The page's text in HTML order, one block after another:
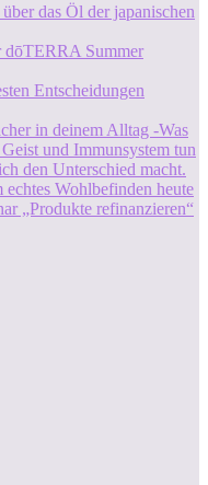
das Öl der japanischen
dōTERRA Summer
Entscheidungen
in deinem Alltag -Was
und Immunsystem tun
den Unterschied macht.
Wohlbefinden heute
„Produkte refinanzieren“